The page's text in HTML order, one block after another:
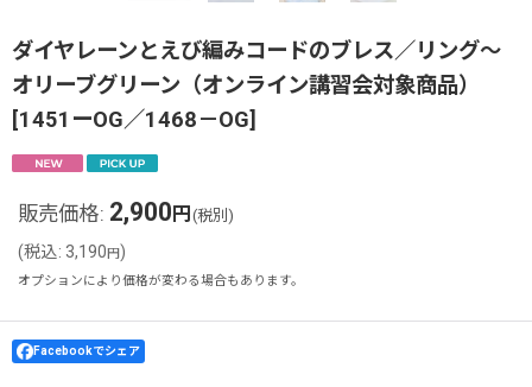
ダイヤレーンとえび編みコードのブレス／リング〜
オリーブグリーン（オンライン講習会対象商品）
[1451ーOG／1468－OG]
販売価格: 2,900 円 (税別)
(税込: 3,190 円 )
オプションにより価格が変わる場合もあります。
Facebookでシェア